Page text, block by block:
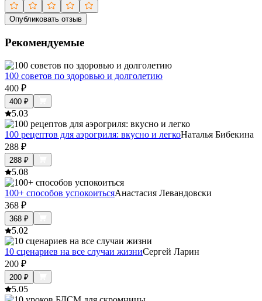
Опубликовать отзыв
Рекомендуемые
100 советов по здоровью и долголетию
400 ₽
400 ₽
5.03
100 рецептов для аэрогриля: вкусно и легкоНаталья Бибекина
288 ₽
288 ₽
5.08
100+ способов успокоитьсяАнастасия Левандовски
368 ₽
368 ₽
5.02
10 сценариев на все случаи жизниСергей Ларин
200 ₽
200 ₽
5.05